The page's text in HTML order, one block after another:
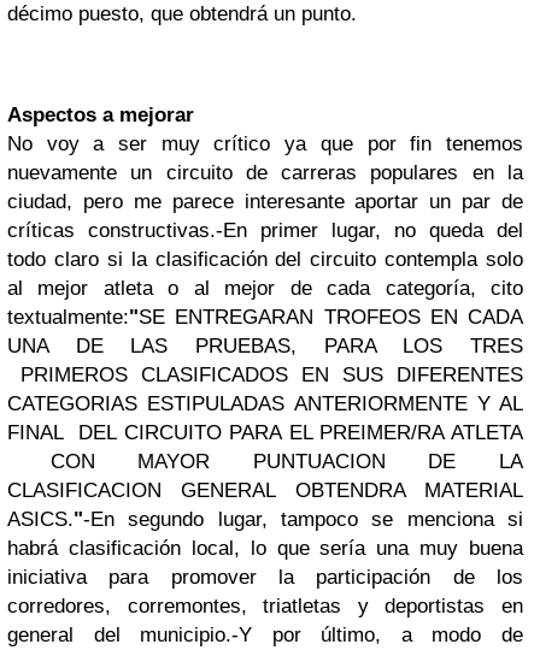
décimo puesto, que obtendrá un punto.
Aspectos a mejorar
No voy a ser muy crítico ya que por fin tenemos
nuevamente un circuito de carreras populares en la
ciudad, pero me parece interesante aportar un par de
críticas constructivas.-En primer lugar, no queda del
todo claro si la clasificación del circuito contempla solo
al mejor atleta o al mejor de cada categoría, cito
textualmente:"SE ENTREGARAN TROFEOS EN CADA
UNA DE LAS PRUEBAS, PARA LOS TRES
PRIMEROS CLASIFICADOS EN SUS DIFERENTES
CATEGORIAS ESTIPULADAS ANTERIORMENTE Y AL
FINAL DEL CIRCUITO PARA EL PREIMER/RA ATLETA
CON MAYOR PUNTUACION DE LA
CLASIFICACIONGENERAL OBTENDRA MATERIAL
ASICS."-En segundo lugar, tampoco se menciona si
habrá clasificación local, lo que sería una muy buena
iniciativa para promover la participación de los
corredores, corremontes, triatletas y deportistas en
general del municipio.-Y por último, a modo de